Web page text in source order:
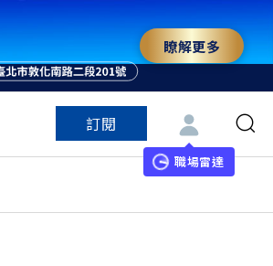
同行
瞭解更多
訂閱
職場雷達
特色頻道